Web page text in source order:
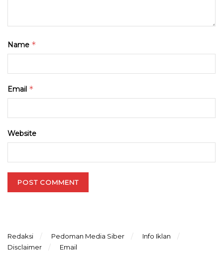
Name *
Email *
Website
Redaksi Pedoman Media Siber
Info Iklan
Disclaimer
Email